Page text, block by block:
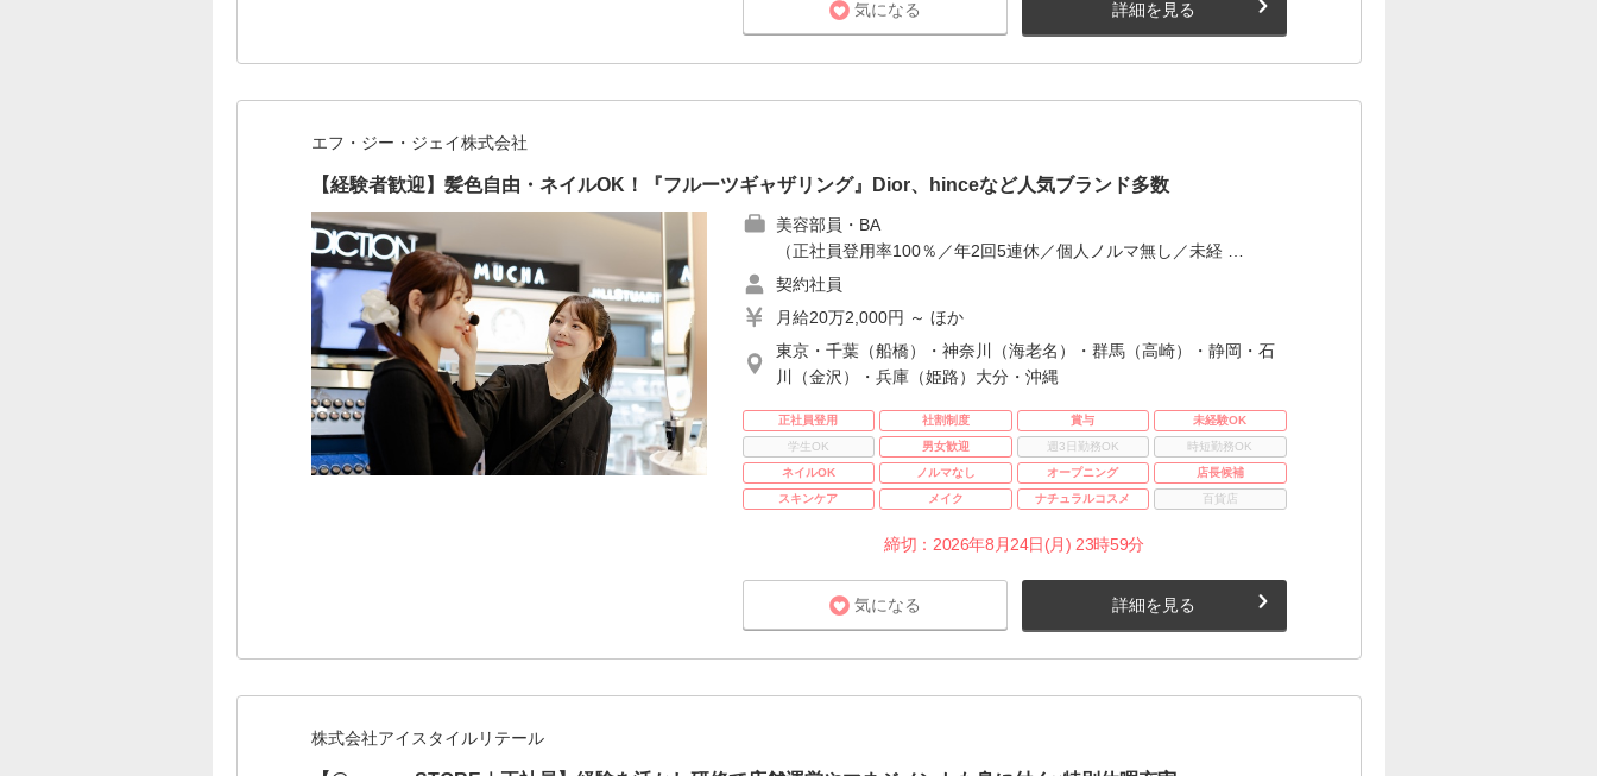
気になる 詳細を見る
エフ・ジー・ジェイ株式会社
【経験者歓迎】髪色自由・ネイルOK！『フルーツギャザリング』Dior、hinceなど人気ブランド多数
美容部員・BA
（正社員登用率100％／年2回5連休／個人ノルマ無し／未経 …
契約社員
月給20万2,000円 ～ ほか
東京・千葉（船橋）・神奈川（海老名）・群馬（高崎）・静岡・石
川（金沢）・兵庫（姫路）大分・沖縄
正社員登用 社割制度 賞与
未経験OK
学生OK
男女歓迎 週3日勤務OK
時短勤務OK
ネイルOK
ノルマなし オープニング
店長候補
スキンケア
メイク ナチュラルコスメ 百貨店
締切：2026年8月24日(月) 23時59分
気になる 詳細を見る
株式会社アイスタイルリテール